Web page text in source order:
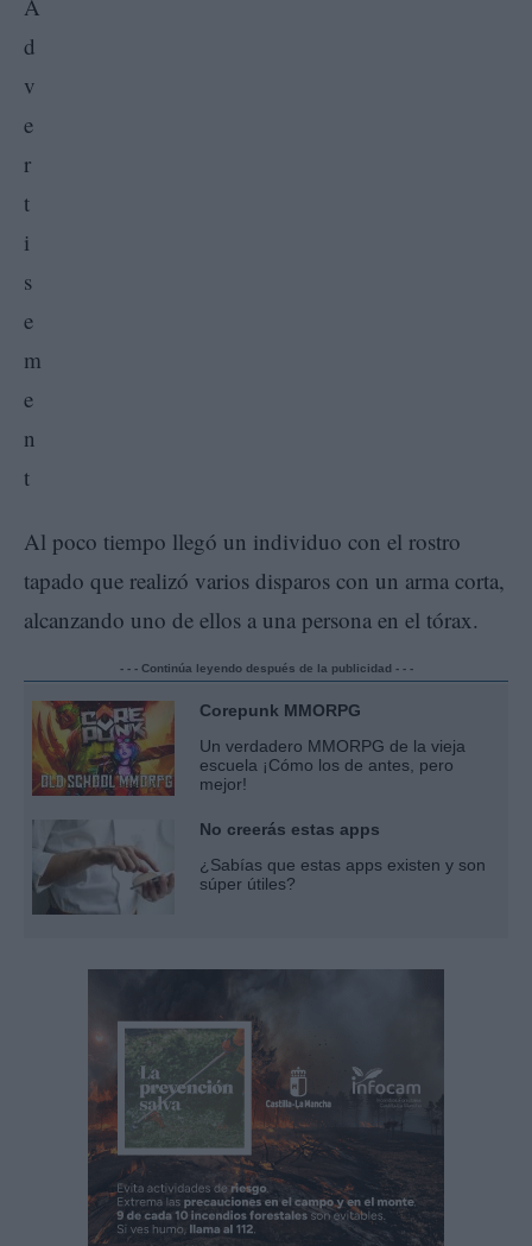
Al poco tiempo llegó un individuo con el rostro
tapado que realizó varios disparos con un arma corta,
alcanzando uno de ellos a una persona en el tórax.
- - - Continúa leyendo después de la publicidad - - -
Corepunk MMORPG
Un verdadero MMORPG de la vieja
escuela ¡Cómo los de antes, pero
mejor!
No creerás estas apps
¿Sabías que estas apps existen y son
súper útiles?